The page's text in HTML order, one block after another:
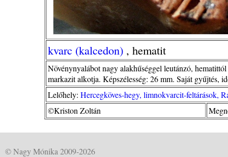
kvarc (kalcedon) , hematit
Növénynyalábot nagy alakhűséggel leutánzó,
markazit alkotja. Képszélesség: 26 mm. Saját gyűjtés,
Lelőhely: Hercegköves-hegy, limnokvarcit-feltárások,
©Kriston Zoltán
© Nagy Mónika 2009-2026